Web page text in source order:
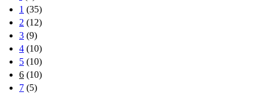
1 (35)
2 (12)
3 (9)
4 (10)
5 (10)
6 (10)
7 (5)